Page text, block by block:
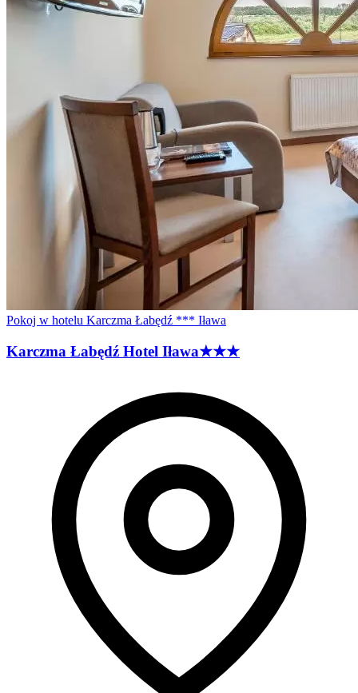
Pokoj w hotelu Karczma Łabędź *** Iława
Karczma Łabędź Hotel Iława★★★